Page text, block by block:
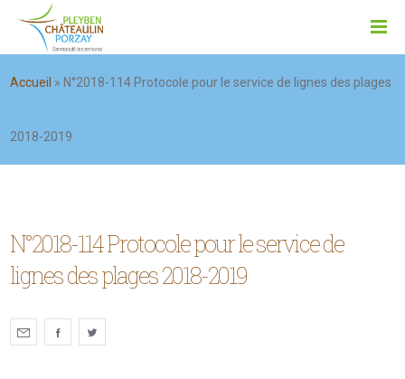
Accueil » N°2018-114 Protocole pour le service de lignes des plages
2018-2019
N°2018-114 Protocole pour le service de
lignes des plages 2018-2019